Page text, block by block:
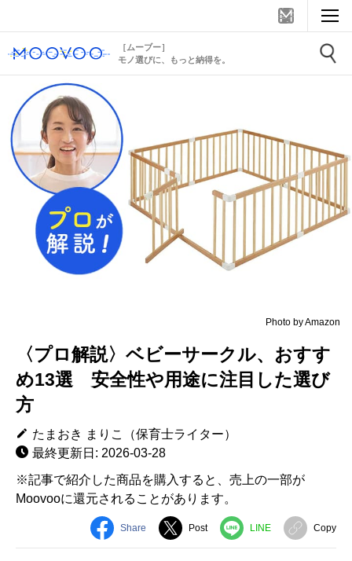
［ムーブー］
モノ選びに、もっと納得を。
Photo by Amazon
〈プロ解説〉ベビーサークル、おすす
め13選 安全性や用途に注目した選び
方
たまおき まりこ（保育士ライター）
最終更新日: 2026-03-28
※記事で紹介した商品を購入すると、売上の一部が
Moovooに還元されることがあります。
Share Post LINE Copy